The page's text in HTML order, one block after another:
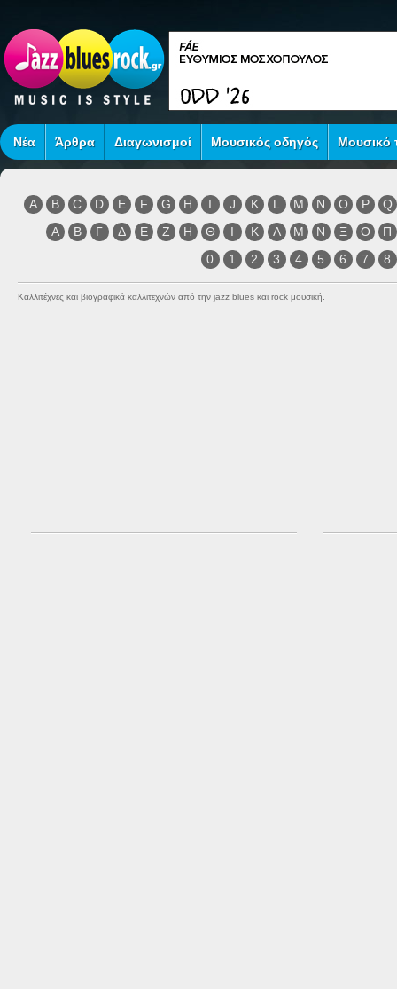
Νέα Άρθρα Διαγωνισμοί Μουσικός οδηγός Μουσικό
A B C D E F G H I J K L M N O P
Q
Α
Β Γ Δ Ε Ζ Η Θ Ι Κ Λ Μ Ν Ξ Ο
Π
0
1 2 3 4 5 6 7 8
Καλλιτέχνες και βιογραφικά καλλιτεχνών από την jazz blues και rock μουσική.